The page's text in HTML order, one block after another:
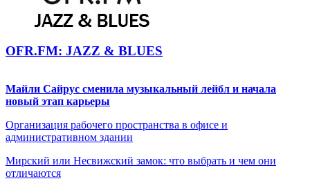
OFR.FM: JAZZ & BLUES
Майли Сайрус сменила музыкальный лейбл и начала
новый этап карьеры
Организация рабочего пространства в офисе и
административном здании
Мирский или Несвижский замок: что выбрать и чем они
отличаются